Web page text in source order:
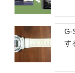
G-
す